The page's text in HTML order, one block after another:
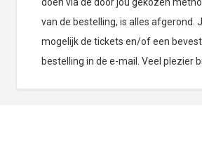
van de bestelling, is alles afgerond.
mogelijk de tickets en/of een
bestelling in de e-mail. Veel plezier